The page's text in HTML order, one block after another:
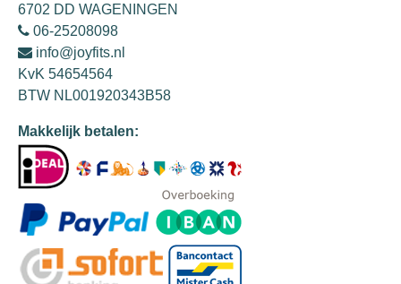
6702 DD WAGENINGEN
06-25208098
info@joyfits.nl
KvK 54654564
BTW NL001920343B58
Makkelijk betalen: